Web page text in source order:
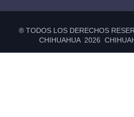
® TODOS LOS DERECHOS
CHIHUAHUA 2026